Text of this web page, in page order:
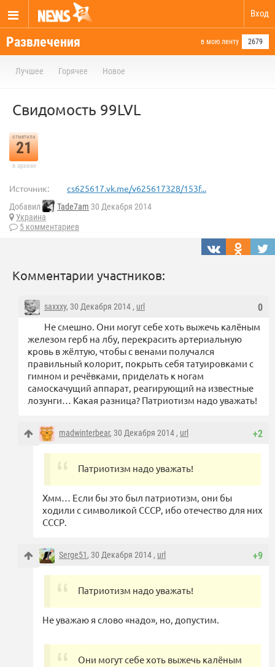
Вход
Развлечения в мою ленту 2679
Лучшее Горячее Новое
Свидомость 99LVL
отметили
21
в архиве
Источник: cs625617.vk.me/v625617328/153f...
Добавил Tade7am 30 Декабря 2014
Украина
5 комментариев
Комментарии участников:
0
saxxxy, 30 Декабря 2014 , url
Не смешно. Они могут себе хоть выжечь калёным
железом герб на лбу, перекрасить артериальную
кровь в жёлтую, чтобы с венами получался
правильный колорит, покрыть себя татуировками с
гимном и речёвками, приделать к ногам
самоскачущий аппарат, реагирующий на известные
лозунги… Какая разница? Патриотизм надо уважать!
+2
madwinterbear, 30 Декабря 2014 , url
Патриотизм надо уважать!
Хмм… Если бы это был патриотизм, они бы
ходили с символикой СССР, ибо отечество для них
СССР.
+9
Serge51, 30 Декабря 2014 , url
Патриотизм надо уважать!
Не уважаю я слово «надо», но, допустим.
Они могут себе хоть выжечь калёным